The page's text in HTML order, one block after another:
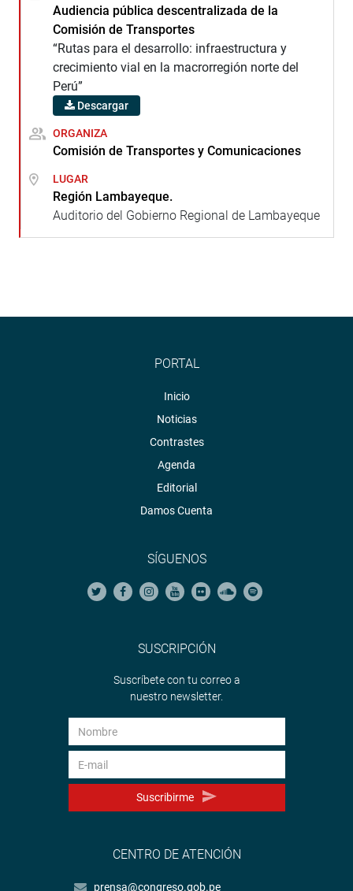
Audiencia pública descentralizada de la
Comisión de Transportes
“Rutas para el desarrollo: infraestructura y
crecimiento vial en la macrorregión norte del
Perú”
Descargar
ORGANIZA
Comisión de Transportes y Comunicaciones
LUGAR
Región Lambayeque.
Auditorio del Gobierno Regional de Lambayeque
PORTAL
Inicio
Noticias
Contrastes
Agenda
Editorial
Damos Cuenta
SÍGUENOS
SUSCRIPCIÓN
Suscríbete con tu correo a
nuestro newsletter.
Suscribirme
CENTRO DE ATENCIÓN
prensa@congreso.gob.pe